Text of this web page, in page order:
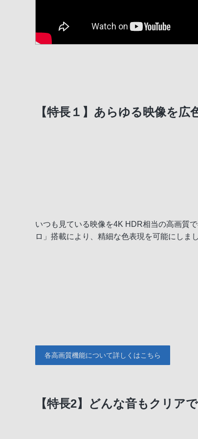
【特長１】あらゆる映像を広
いつも見ている映像を4K HDR相当の高画質
ロ」搭載により、精細な色表現を可能にしまし
各高画質機能について詳しくはこちら
【特長2】どんな音もクリア